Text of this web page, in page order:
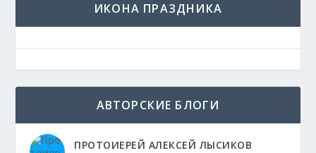
ИКОНА ПРАЗДНИКА
АВТОРСКИЕ БЛОГИ
ПРОТОИЕРЕЙ АЛЕКСЕЙ ЛЫСИКОВ